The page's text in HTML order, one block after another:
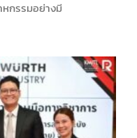
กรรมอย่างมี